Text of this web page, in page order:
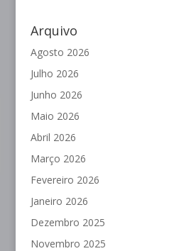
Arquivo
Agosto 2026
Julho 2026
Junho 2026
Maio 2026
Abril 2026
Março 2026
Fevereiro 2026
Janeiro 2026
Dezembro 2025
Novembro 2025